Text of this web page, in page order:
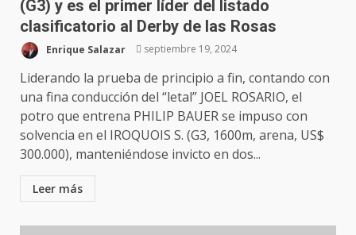
(G3) y es el primer líder del listado
clasificatorio al Derby de las Rosas
Enrique Salazar septiembre 19, 2024
Liderando la prueba de principio a fin, contando con
una fina conducción del “letal” JOEL ROSARIO, el
potro que entrena PHILIP BAUER se impuso con
solvencia en el IROQUOIS S. (G3, 1600m, arena, US$
300.000), manteniéndose invicto en dos...
Leer más